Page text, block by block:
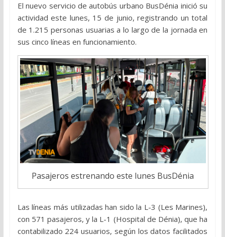
El nuevo servicio de autobús urbano BusDénia inició su
actividad este lunes, 15 de junio, registrando un total
de 1.215 personas usuarias a lo largo de la jornada en
sus cinco líneas en funcionamiento.
Pasajeros estrenando este lunes BusDénia
Las líneas más utilizadas han sido la L-3 (Les Marines),
con 571 pasajeros, y la L-1 (Hospital de Dénia), que ha
contabilizado 224 usuarios, según los datos facilitados